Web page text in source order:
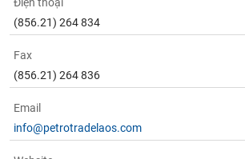
(856.21) 264 834
Fax
(856.21) 264 836
Email
info@petrotradelaos.com
Bài
viết
của
giả
(-)
Báo
cáo